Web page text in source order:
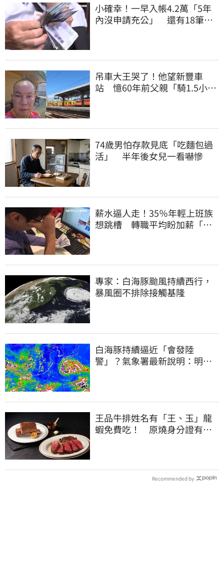
小確幸！一早入帳4.2萬「5年
內沒申請充公」 還有18筆錢
吊車大王哭了！他望新豐車
站 憶60年前父親「騎1.5小時
74歲男怕存款見底「吃麵包過
活」 半年後女兒一看嚇慘
薪水逼人走！35％年輕上班族
想跳槽 轉職平均盼加薪「破
專家：白海豚颱風持續西行，
暴風圈不排除接觸基隆
白海豚持續逼近「會發陸
警」？氣象署最新說明：明天
王品牛排姓名有「王、玉」龍
蝦免費吃！ 原燒身分證有
Recommended by